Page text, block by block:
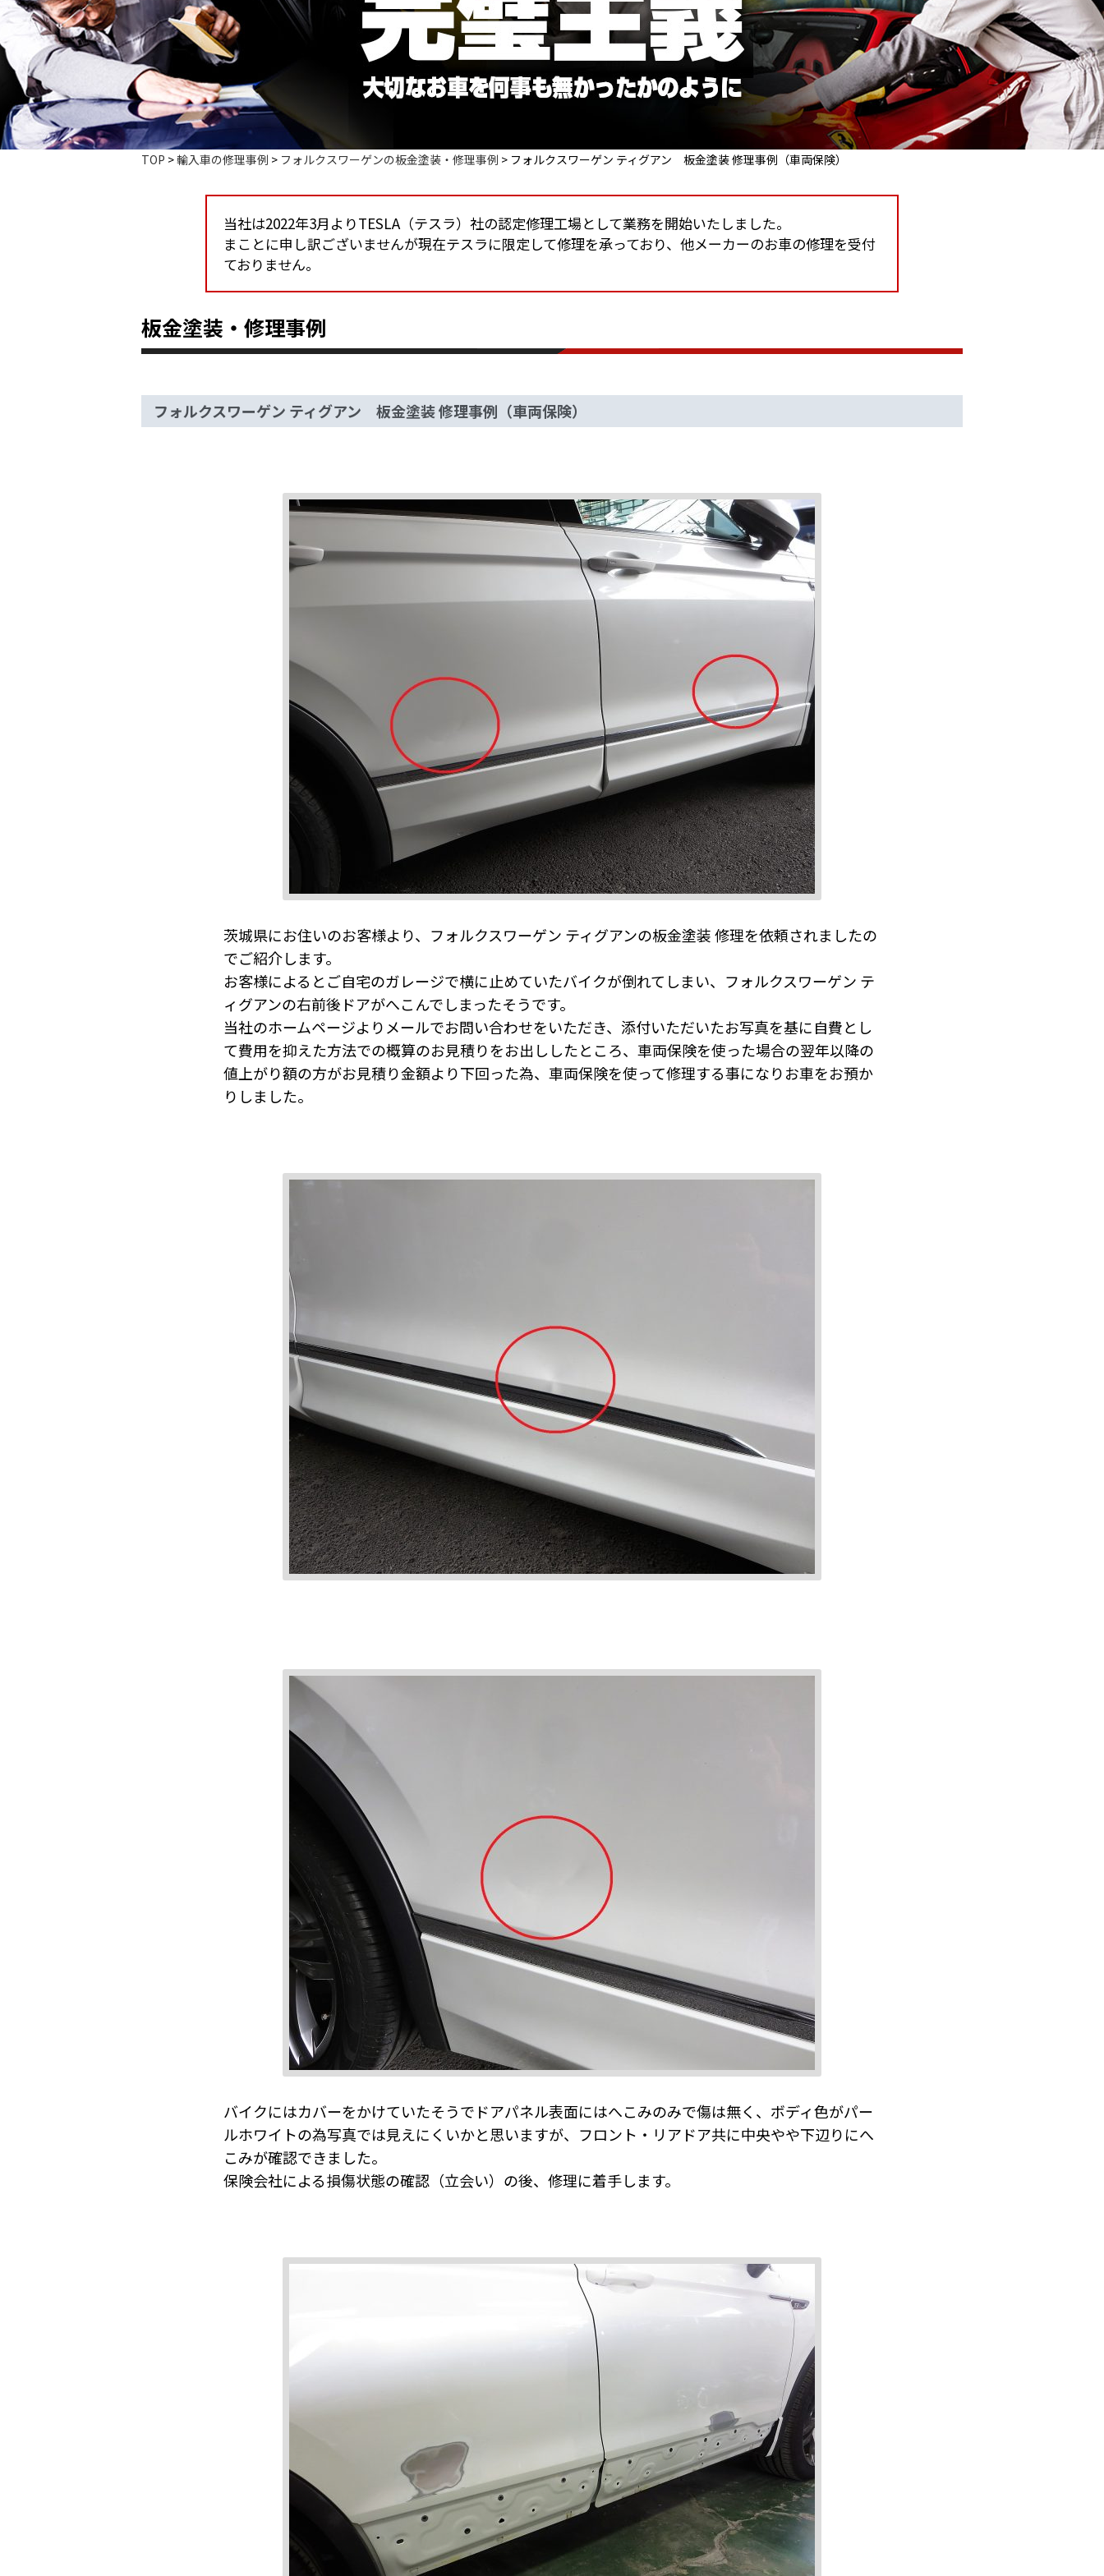
TOP >輸入車の修理事例 > フォルクスワーゲンの板金塗装・修理事例 > フォルクスワーゲン ティグアン 板金塗装 修理事例（車両保険）
当社は2022年3月よりTESLA（テスラ）社の認定修理工場として業務を開始いたしました。
まことに申し訳ございませんが現在テスラに限定して修理を承っており、他メーカーのお車の修理を受付
ておりません。
板金塗装・修理事例
フォルクスワーゲン ティグアン 板金塗装 修理事例（車両保険）
茨城県にお住いのお客様より、フォルクスワーゲン ティグアンの板金塗装 修理を依頼されましたの
でご紹介します。
お客様によるとご自宅のガレージで横に止めていたバイクが倒れてしまい、フォルクスワーゲン テ
ィグアンの右前後ドアがへこんでしまったそうです。
当社のホームページよりメールでお問い合わせをいただき、添付いただいたお写真を基に自費とし
て費用を抑えた方法での概算のお見積りをお出ししたところ、車両保険を使った場合の翌年以降の
値上がり額の方がお見積り金額より下回った為、車両保険を使って修理する事になりお車をお預か
りしました。
バイクにはカバーをかけていたそうでドアパネル表面にはへこみのみで傷は無く、ボディ色がパー
ルホワイトの為写真では見えにくいかと思いますが、フロント・リアドア共に中央やや下辺りにへ
こみが確認できました。
保険会社による損傷状態の確認（立会い）の後、修理に着手します。